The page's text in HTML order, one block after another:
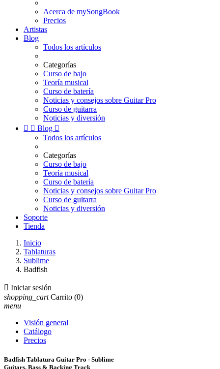
Acerca de mySongBook
Precios
Artistas
Blog
Todos los artículos
Categorías
Curso de bajo
Teoría musical
Curso de batería
Noticias y consejos sobre Guitar Pro
Curso de guitarra
Noticias y diversión
  Blog 
Todos los artículos
Categorías
Curso de bajo
Teoría musical
Curso de batería
Noticias y consejos sobre Guitar Pro
Curso de guitarra
Noticias y diversión
Soporte
Tienda
Inicio
Tablaturas
Sublime
Badfish
 Iniciar sesión
shopping_cart Carrito (0)
menu
Visión general
Catálogo
Precios
Badfish Tablatura Guitar Pro - Sublime
Guitars, Bass & Backing Track